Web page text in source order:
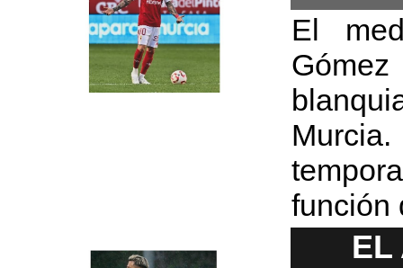
El
función
EL